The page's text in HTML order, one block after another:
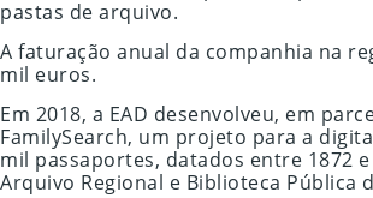
pastas de arquivo.
A faturação anual da companhia na
mil euros.
Em 2018, a EAD desenvolveu, em
FamilySearch, um projeto para a
mil passaportes, datados entre 1872
Arquivo Regional e Biblioteca Pública